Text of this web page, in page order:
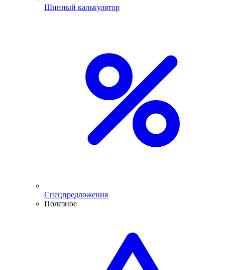
Шинный калькулятор
Спецпредложения
Полезное